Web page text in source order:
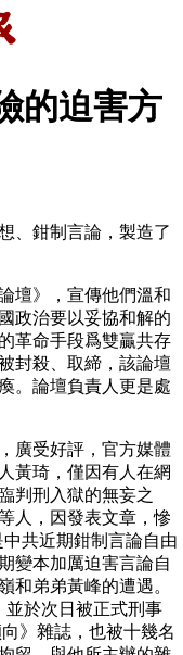
的迫害方
、鉗制言論，製造了
壇》，宣傳他們溫和
政治要以妥協和解的
革命手段爲雙贏共存
封殺、取締，該論壇
。論壇負責人更是處
廣受好評，官方媒體
黃琦，僅因有人在網
判刑入獄的無妄之
人，因發表文章，慘
共近期鉗制言論自由
變本加厲迫害言論自
和弟弟黃峰的遭遇。
並於次日被正式刑事
》雜誌，也被十幾名